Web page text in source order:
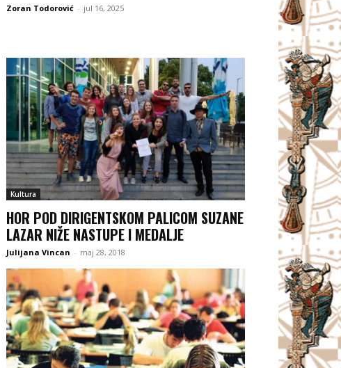
Zoran Todorović - jul 16, 2025
Kultura
HOR POD DIRIGENTSKOM PALICOM SUZANE
LAZAR NIŽE NASTUPE I MEDALJE
Julijana Vincan - maj 28, 2018